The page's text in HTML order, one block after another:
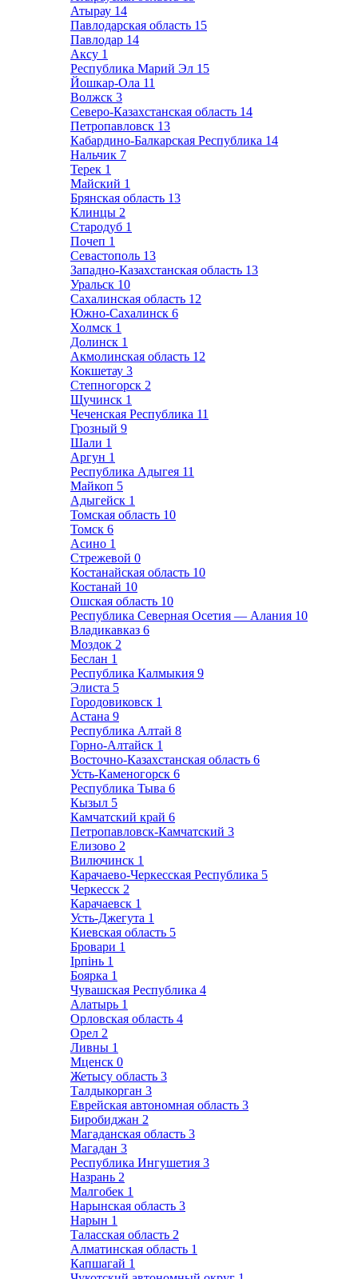
Атырау 14
Павлодарская область 15
Павлодар 14
Аксу 1
Республика Марий Эл 15
Йошкар-Ола 11
Волжск 3
Северо-Казахстанская область 14
Петропавловск 13
Кабардино-Балкарская Республика 14
Нальчик 7
Терек 1
Майский 1
Брянская область 13
Клинцы 2
Стародуб 1
Почеп 1
Севастополь 13
Западно-Казахстанская область 13
Уральск 10
Сахалинская область 12
Южно-Сахалинск 6
Холмск 1
Долинск 1
Акмолинская область 12
Кокшетау 3
Степногорск 2
Щучинск 1
Чеченская Республика 11
Грозный 9
Шали 1
Аргун 1
Республика Адыгея 11
Майкоп 5
Адыгейск 1
Томская область 10
Томск 6
Асино 1
Стрежевой 0
Костанайская область 10
Костанай 10
Ошская область 10
Республика Северная Осетия — Алания 10
Владикавказ 6
Моздок 2
Беслан 1
Республика Калмыкия 9
Элиста 5
Городовиковск 1
Астана 9
Республика Алтай 8
Горно-Алтайск 1
Восточно-Казахстанская область 6
Усть-Каменогорск 6
Республика Тыва 6
Кызыл 5
Камчатский край 6
Петропавловск-Камчатский 3
Елизово 2
Вилючинск 1
Карачаево-Черкесская Республика 5
Черкесск 2
Карачаевск 1
Усть-Джегута 1
Киевская область 5
Бровари 1
Ірпінь 1
Боярка 1
Чувашская Республика 4
Алатырь 1
Орловская область 4
Орел 2
Ливны 1
Мценск 0
Жетысу область 3
Талдыкорган 3
Еврейская автономная область 3
Биробиджан 2
Магаданская область 3
Магадан 3
Республика Ингушетия 3
Назрань 2
Малгобек 1
Нарынская область 3
Нарын 1
Таласская область 2
Алматинская область 1
Капшагай 1